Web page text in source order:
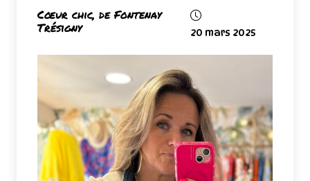
Cœur chic, de Fontenay
Trésigny
20 mars 2025